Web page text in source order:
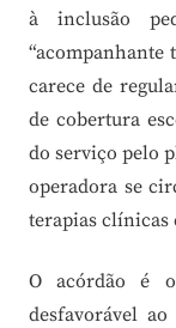
à inclusão
“acompanhante
carece de
de cobertura
do serviço pelo
operadora se
terapias clínicas
O acórdão é
desfavorável